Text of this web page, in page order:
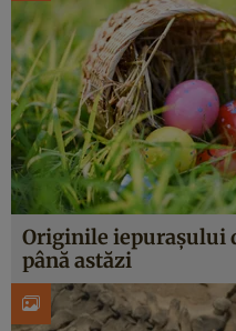
Originile iepurașului
până astăzi